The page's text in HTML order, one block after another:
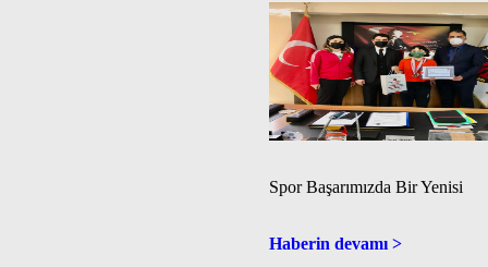
Spor Başarımızda Bir Yenisi
Haberin devamı >